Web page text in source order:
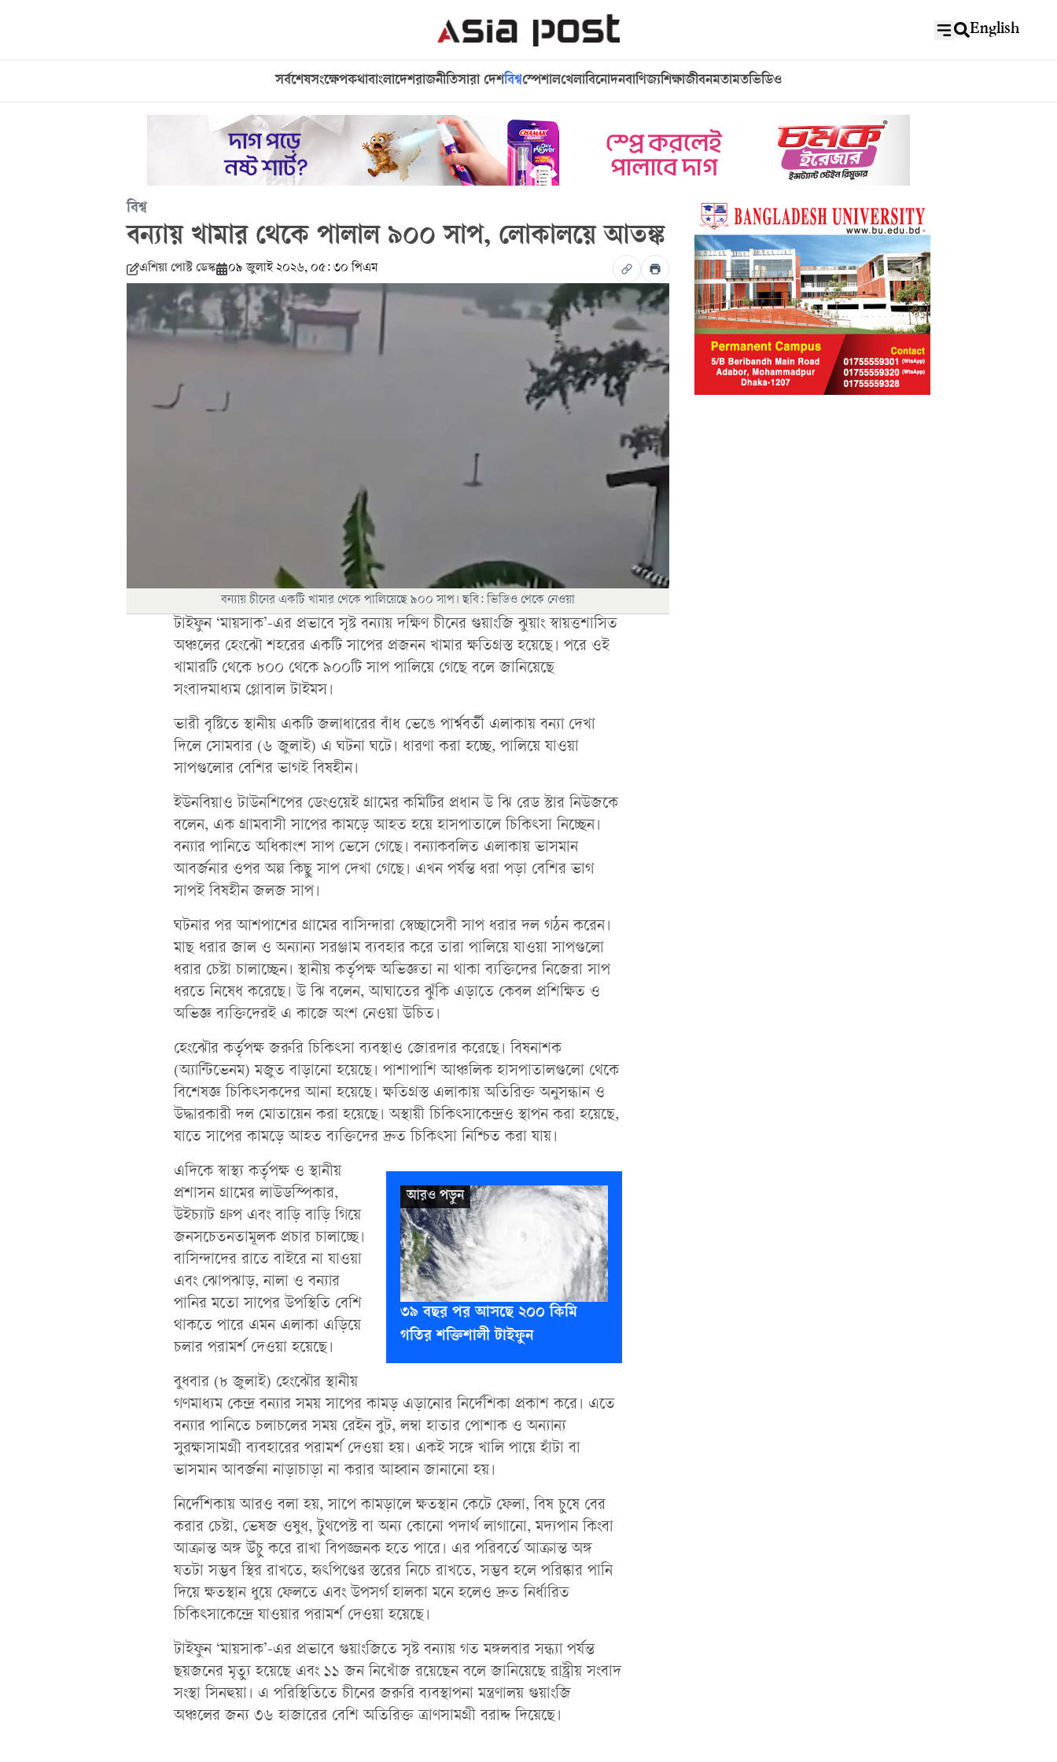
English
সর্বশেষসংক্ষেপকথাবাংলাদেশরাজনীতিসারা দেশবিশ্বস্পেশালখেলাবিনোদনবাণিজ্যশিক্ষাজীবনমতামতভিডিও
বিশ্ব
বন্যায় খামার থেকে পালাল ৯০০ সাপ, লোকালয়ে আতঙ্ক
এশিয়া পোস্ট ডেস্ক ০৯ জুলাই ২০২৬, ০৫: ৩০ পিএম
বন্যায় চীনের একটি খামার থেকে পালিয়েছে ৯০০ সাপ। ছবি: ভিডিও থেকে নেওয়া
টাইফুন ‘মায়সাক’-এর প্রভাবে সৃষ্ট বন্যায় দক্ষিণ চীনের গুয়াংজি ঝুয়াং স্বায়ত্তশাসিত
অঞ্চলের হেংঝৌ শহরের একটি সাপের প্রজনন খামার ক্ষতিগ্রস্ত হয়েছে। পরে ওই
খামারটি থেকে ৮০০ থেকে ৯০০টি সাপ পালিয়ে গেছে বলে জানিয়েছে
সংবাদমাধ্যম গ্লোবাল টাইমস।
ভারী বৃষ্টিতে স্থানীয় একটি জলাধারের বাঁধ ভেঙে পার্শ্ববর্তী এলাকায় বন্যা দেখা
দিলে সোমবার (৬ জুলাই) এ ঘটনা ঘটে। ধারণা করা হচ্ছে, পালিয়ে যাওয়া
সাপগুলোর বেশির ভাগই বিষহীন।
ইউনবিয়াও টাউনশিপের ডেংওয়েই গ্রামের কমিটির প্রধান উ ঝি রেড স্টার নিউজকে
বলেন, এক গ্রামবাসী সাপের কামড়ে আহত হয়ে হাসপাতালে চিকিৎসা নিচ্ছেন।
বন্যার পানিতে অধিকাংশ সাপ ভেসে গেছে। বন্যাকবলিত এলাকায় ভাসমান
আবর্জনার ওপর অল্প কিছু সাপ দেখা গেছে। এখন পর্যন্ত ধরা পড়া বেশির ভাগ
সাপই বিষহীন জলজ সাপ।
ঘটনার পর আশপাশের গ্রামের বাসিন্দারা স্বেচ্ছাসেবী সাপ ধরার দল গঠন করেন।
মাছ ধরার জাল ও অন্যান্য সরঞ্জাম ব্যবহার করে তারা পালিয়ে যাওয়া সাপগুলো
ধরার চেষ্টা চালাচ্ছেন। স্থানীয় কর্তৃপক্ষ অভিজ্ঞতা না থাকা ব্যক্তিদের নিজেরা সাপ
ধরতে নিষেধ করেছে। উ ঝি বলেন, আঘাতের ঝুঁকি এড়াতে কেবল প্রশিক্ষিত ও
অভিজ্ঞ ব্যক্তিদেরই এ কাজে অংশ নেওয়া উচিত।
হেংঝৌর কর্তৃপক্ষ জরুরি চিকিৎসা ব্যবস্থাও জোরদার করেছে। বিষনাশক
(অ্যান্টিভেনম) মজুত বাড়ানো হয়েছে। পাশাপাশি আঞ্চলিক হাসপাতালগুলো থেকে
বিশেষজ্ঞ চিকিৎসকদের আনা হয়েছে। ক্ষতিগ্রস্ত এলাকায় অতিরিক্ত অনুসন্ধান ও
উদ্ধারকারী দল মোতায়েন করা হয়েছে। অস্থায়ী চিকিৎসাকেন্দ্রও স্থাপন করা হয়েছে,
যাতে সাপের কামড়ে আহত ব্যক্তিদের দ্রুত চিকিৎসা নিশ্চিত করা যায়।
৩৯ বছর পর আসছে ২০০ কিমি
গতির শক্তিশালী টাইফুন
এদিকে স্বাস্থ্য কর্তৃপক্ষ ও স্থানীয়
প্রশাসন গ্রামের লাউডস্পিকার,
উইচ্যাট গ্রুপ এবং বাড়ি বাড়ি গিয়ে
জনসচেতনতামূলক প্রচার চালাচ্ছে।
বাসিন্দাদের রাতে বাইরে না যাওয়া
এবং ঝোপঝাড়, নালা ও বন্যার
পানির মতো সাপের উপস্থিতি বেশি
থাকতে পারে এমন এলাকা এড়িয়ে
চলার পরামর্শ দেওয়া হয়েছে।
বুধবার (৮ জুলাই) হেংঝৌর স্থানীয়
গণমাধ্যম কেন্দ্র বন্যার সময় সাপের কামড় এড়ানোর নির্দেশিকা প্রকাশ করে। এতে
বন্যার পানিতে চলাচলের সময় রেইন বুট, লম্বা হাতার পোশাক ও অন্যান্য
সুরক্ষাসামগ্রী ব্যবহারের পরামর্শ দেওয়া হয়। একই সঙ্গে খালি পায়ে হাঁটা বা
ভাসমান আবর্জনা নাড়াচাড়া না করার আহ্বান জানানো হয়।
নির্দেশিকায় আরও বলা হয়, সাপে কামড়ালে ক্ষতস্থান কেটে ফেলা, বিষ চুষে বের
করার চেষ্টা, ভেষজ ওষুধ, টুথপেস্ট বা অন্য কোনো পদার্থ লাগানো, মদ্যপান কিংবা
আক্রান্ত অঙ্গ উঁচু করে রাখা বিপজ্জনক হতে পারে। এর পরিবর্তে আক্রান্ত অঙ্গ
যতটা সম্ভব স্থির রাখতে, হৃৎপিণ্ডের স্তরের নিচে রাখতে, সম্ভব হলে পরিষ্কার পানি
দিয়ে ক্ষতস্থান ধুয়ে ফেলতে এবং উপসর্গ হালকা মনে হলেও দ্রুত নির্ধারিত
চিকিৎসাকেন্দ্রে যাওয়ার পরামর্শ দেওয়া হয়েছে।
টাইফুন ‘মায়সাক’-এর প্রভাবে গুয়াংজিতে সৃষ্ট বন্যায় গত মঙ্গলবার সন্ধ্যা পর্যন্ত
ছয়জনের মৃত্যু হয়েছে এবং ১১ জন নিখোঁজ রয়েছেন বলে জানিয়েছে রাষ্ট্রীয় সংবাদ
সংস্থা সিনহুয়া। এ পরিস্থিতিতে চীনের জরুরি ব্যবস্থাপনা মন্ত্রণালয় গুয়াংজি
অঞ্চলের জন্য ৩৬ হাজারের বেশি অতিরিক্ত ত্রাণসামগ্রী বরাদ্দ দিয়েছে।